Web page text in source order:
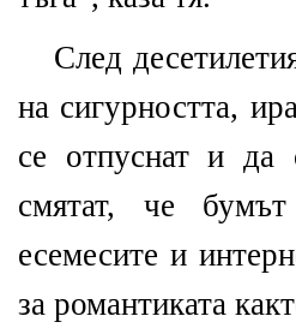
След
на сигурността,
се отпуснат и да
смятат, че
есемесите и
за романтиката